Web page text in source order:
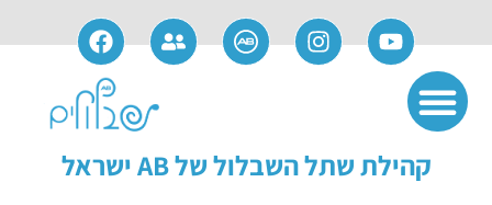
קהילת שתל השבלול של AB ישראל